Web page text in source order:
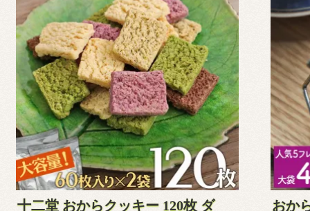
十二堂 おからクッキー 120枚 ダ おか